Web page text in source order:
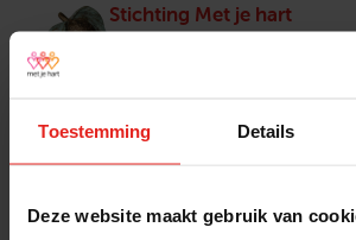
Toestemming Details
Deze website maakt gebruik van
Stichting Met je hart
Stichting Met je hart laat
eenzaam voelen weer
winnaar van het Appeltje
Actuele vacatures
Contact